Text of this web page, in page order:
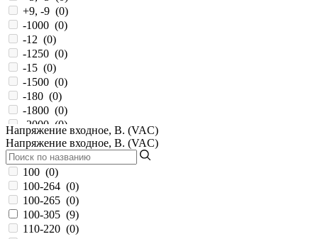
11-32 (0)
11.4-12.6
11.4-13.2
110( 0)
110...370
110...390
110...430
113-370(
113...370
113...375 (0)
12(9)
12-18(0)
12-36(
120-370 (78
120-373 (1)
120-430 (1)
120-750 (0)
+9, -9 (0)
-1000 (0)
-12 (0)
-1250 (0)
-15 (0)
-1500 (0)
-180 (0)
-1800 (0)
-2000 (0)
-300(0)
-3000(0)
-350(0)
-5( 0)
-5.2 (0)
-500(0)
-6 ( 0)
Напряжение входное, В. (VAC)
Напряжение входное, В. (VAC)
100 (0)
100-264 (0)
100-265 (0)
100-305 (9)
110-220 (0)